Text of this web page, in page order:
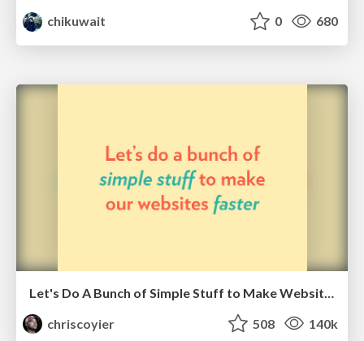
chikuwait
0 680
chriscoyier
508 140k